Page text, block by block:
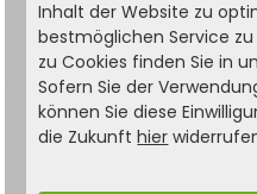
Inklusive
Robuster
Metall
integriert
17,99
Inhalt der Website zu
bestmöglichen Service
zu Cookies finden Sie in
Sofern Sie der
können Sie diese
die Zukunfthier